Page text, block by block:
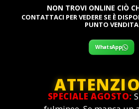
NON TROVI ONLINE CIÒ
CONTATTACI PER VEDERE SE È
PUNTO VENDITA
WhatsApp
SPECIALE AGOSTO: